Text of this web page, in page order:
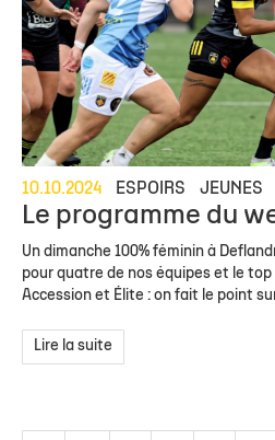
10.10.2024 ESPOIRS JEUNES
Le programme du
Un dimanche 100% féminin à
pour quatre de nos équipes et le top
Accession et Élite : on fait le point
Lire la suite